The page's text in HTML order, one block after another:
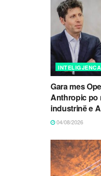
Gara mes
Anthropic po
industrinë e
04/08/2026